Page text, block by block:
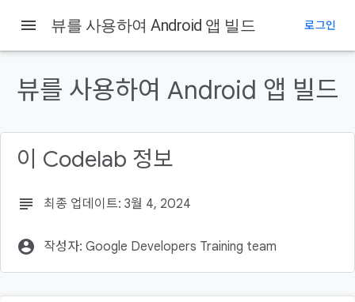
1. 시작하기 전에
소개
필요한 항목
빌드할 항목
menu 뷰를 사용하여 Android 앱 빌드 로그인
뷰를 사용하여 Android 앱 빌드
이 Codelab 정보
subject 최종 업데이트: 3월 4, 2024
account_circle 작성자: Google Developers Training team